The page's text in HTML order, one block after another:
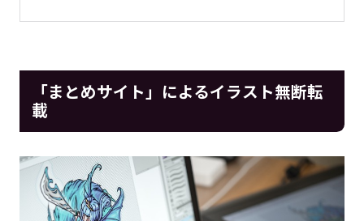
「まとめサイト」によるイラスト無断転
載